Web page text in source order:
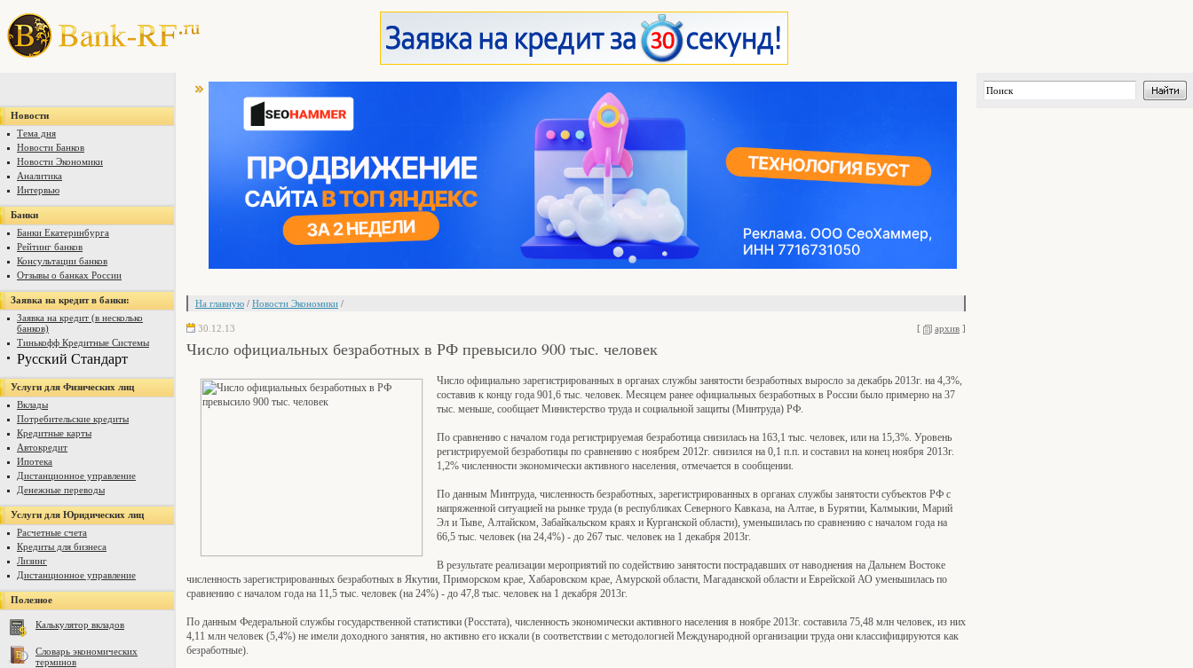
Новости
Тема дня
Новости Банков
Новости Экономики
Аналитика
Интервью
Банки
Банки Екатеринбурга
Рейтинг банков
Консультации банков
Отзывы о банках России
Заявка на кредит в банки:
Заявка на кредит (в несколько
банков)
Тинькофф Кредитные Системы
Русский Стандарт
Услуги для Физических лиц
Вклады
Потребительские кредиты
Кредитные карты
Автокредит
Ипотека
Дистанционное управление
Денежные переводы
Услуги для Юридических лиц
Расчетные счета
Кредиты для бизнеса
Лизинг
Дистанционное управление
Полезное
Калькулятор вкладов
Словарь экономических
терминов
На главную / Новости Экономики /
[ архив ]
30.12.13
Число официальных безработных в РФ превысило 900 тыс. человек
Число официально зарегистрированных в органах службы занятости безработных выросло за декабрь 2013г. на 4,3%,
составив к концу года 901,6 тыс. человек. Месяцем ранее официальных безработных в России было примерно на 37
тыс. меньше, сообщает Министерство труда и социальной защиты (Минтруда) РФ.
По сравнению с началом года регистрируемая безработица снизилась на 163,1 тыс. человек, или на 15,3%. Уровень
регистрируемой безработицы по сравнению с ноябрем 2012г. снизился на 0,1 п.п. и составил на конец ноября 2013г.
1,2% численности экономически активного населения, отмечается в сообщении.
По данным Минтруда, численность безработных, зарегистрированных в органах службы занятости субъектов РФ с
напряженной ситуацией на рынке труда (в республиках Северного Кавказа, на Алтае, в Бурятии, Калмыкии, Марий
Эл и Тыве, Алтайском, Забайкальском краях и Курганской области), уменьшилась по сравнению с началом года на
66,5 тыс. человек (на 24,4%) - до 267 тыс. человек на 1 декабря 2013г.
В результате реализации мероприятий по содействию занятости пострадавших от наводнения на Дальнем Востоке
численность зарегистрированных безработных в Якутии, Приморском крае, Хабаровском крае, Амурской области, Магаданской области и Еврейской АО уменьшилась по
сравнению с началом года на 11,5 тыс. человек (на 24%) - до 47,8 тыс. человек на 1 декабря 2013г.
По данным Федеральной службы государственной статистики (Росстата), численность экономически активного населения в ноябре 2013г. составила 75,48 млн человек, из них
4,11 млн человек (5,4%) не имели доходного занятия, но активно его искали (в соответствии с методологией Международной организации труда они классифицируются как
безработные).